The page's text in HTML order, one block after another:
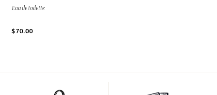
Eau de toilette
$ 70.00